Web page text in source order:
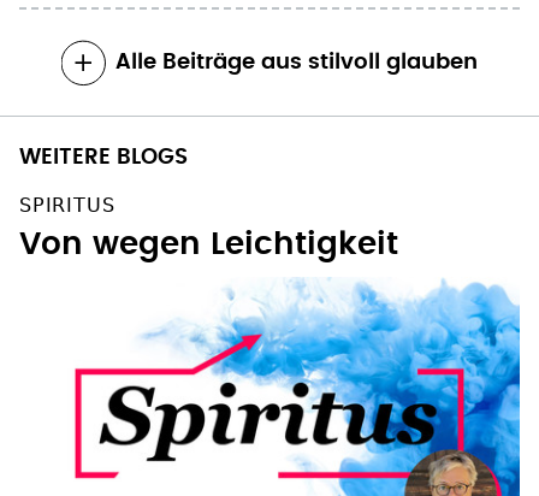
SPIRITUS
Von wegen Leichtigkeit